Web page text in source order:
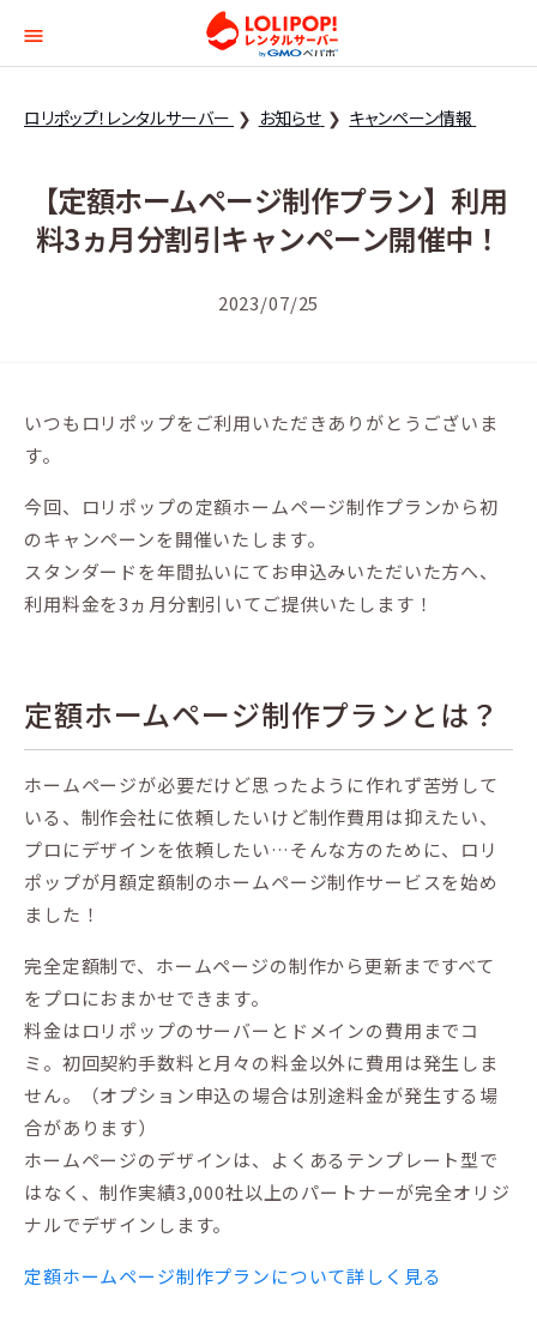
ロリポップ！レンタル
ロリポップ！レンタルサーバー お知らせ キャンペーン情報
【定額ホームページ制作プラン】利用
料3ヵ月分割引キャンペーン開催中！
2023/07/25
いつもロリポップをご利用いただきありがとうございま
す。
今回、ロリポップの定額ホームページ制作プランから初
のキャンペーンを開催いたします。
スタンダードを年間払いにてお申込みいただいた方へ、
利用料金を3ヵ月分割引いてご提供いたします！
定額ホームページ制作プランとは？
ホームページが必要だけど思ったように作れず苦労して
いる、制作会社に依頼したいけど制作費用は抑えたい、
プロにデザインを依頼したい…そんな方のために、ロリ
ポップが月額定額制のホームページ制作サービスを始め
ました！
完全定額制で、ホームページの制作から更新まですべて
をプロにおまかせできます。
料金はロリポップのサーバーとドメインの費用までコ
ミ。初回契約手数料と月々の料金以外に費用は発生しま
せん。（オプション申込の場合は別途料金が発生する場
合があります）
ホームページのデザインは、よくあるテンプレート型で
はなく、制作実績3,000社以上のパートナーが完全オリジ
ナルでデザインします。
定額ホームページ制作プランについて詳しく見る